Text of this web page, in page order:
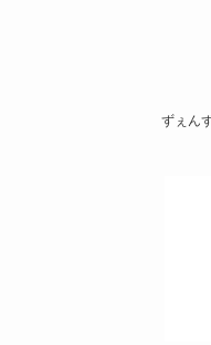
ずぇん